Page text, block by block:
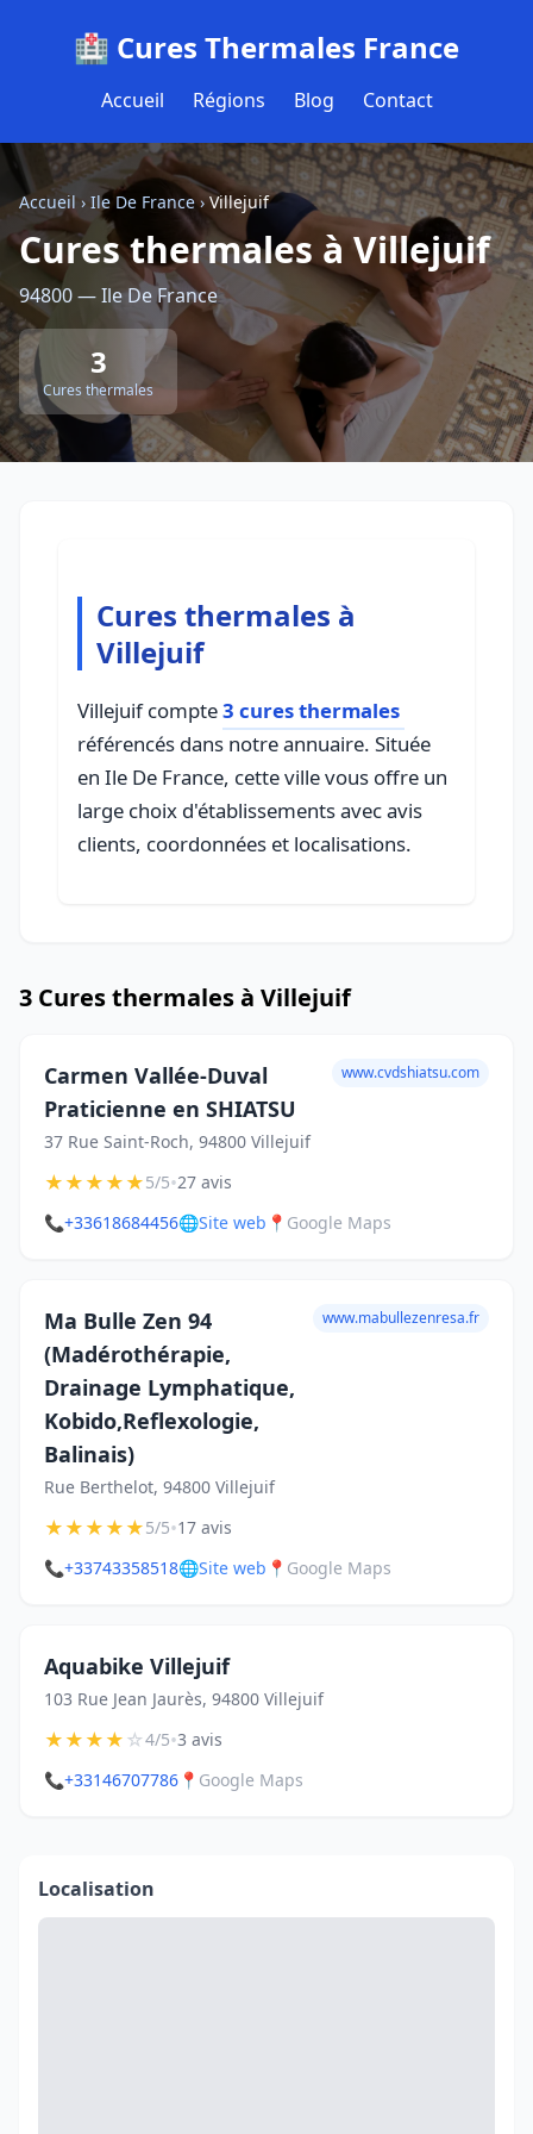
🏥 Cures Thermales France
Accueil Régions Blog Contact
Accueil› Ile De France›Villejuif
Cures thermales à Villejuif
94800 — Ile De France
3
Cures thermales
Cures thermales à
Villejuif
Villejuif compte3 cures thermales
référencés dans notre annuaire. Située
en Ile De France, cette ville vous offre un
large choix d'établissements avec avis
clients, coordonnées et localisations.
3 Cures thermales à Villejuif
Carmen Vallée-Duval
Praticienne en SHIATSU
37 Rue Saint-Roch, 94800 Villejuif
www.cvdshiatsu.com
★★★★★5/5•27 avis
📞+33618684456🌐Site web 📍 Google Maps
Ma Bulle Zen 94
(Madérothérapie,
Drainage Lymphatique,
Kobido,Reflexologie,
Balinais)
Rue Berthelot, 94800 Villejuif
www.mabullezenresa.fr
★★★★★5/5•17 avis
📞+33743358518🌐Site web 📍 Google Maps
Aquabike Villejuif
103 Rue Jean Jaurès, 94800 Villejuif
★★★★☆4/5•3 avis
📞+33146707786 📍 Google Maps
Localisation